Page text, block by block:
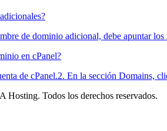
de dominio adicional, debe apuntar
en cPanel?
de cPanel.2. En la sección Domains,
Todos los derechos reservados.